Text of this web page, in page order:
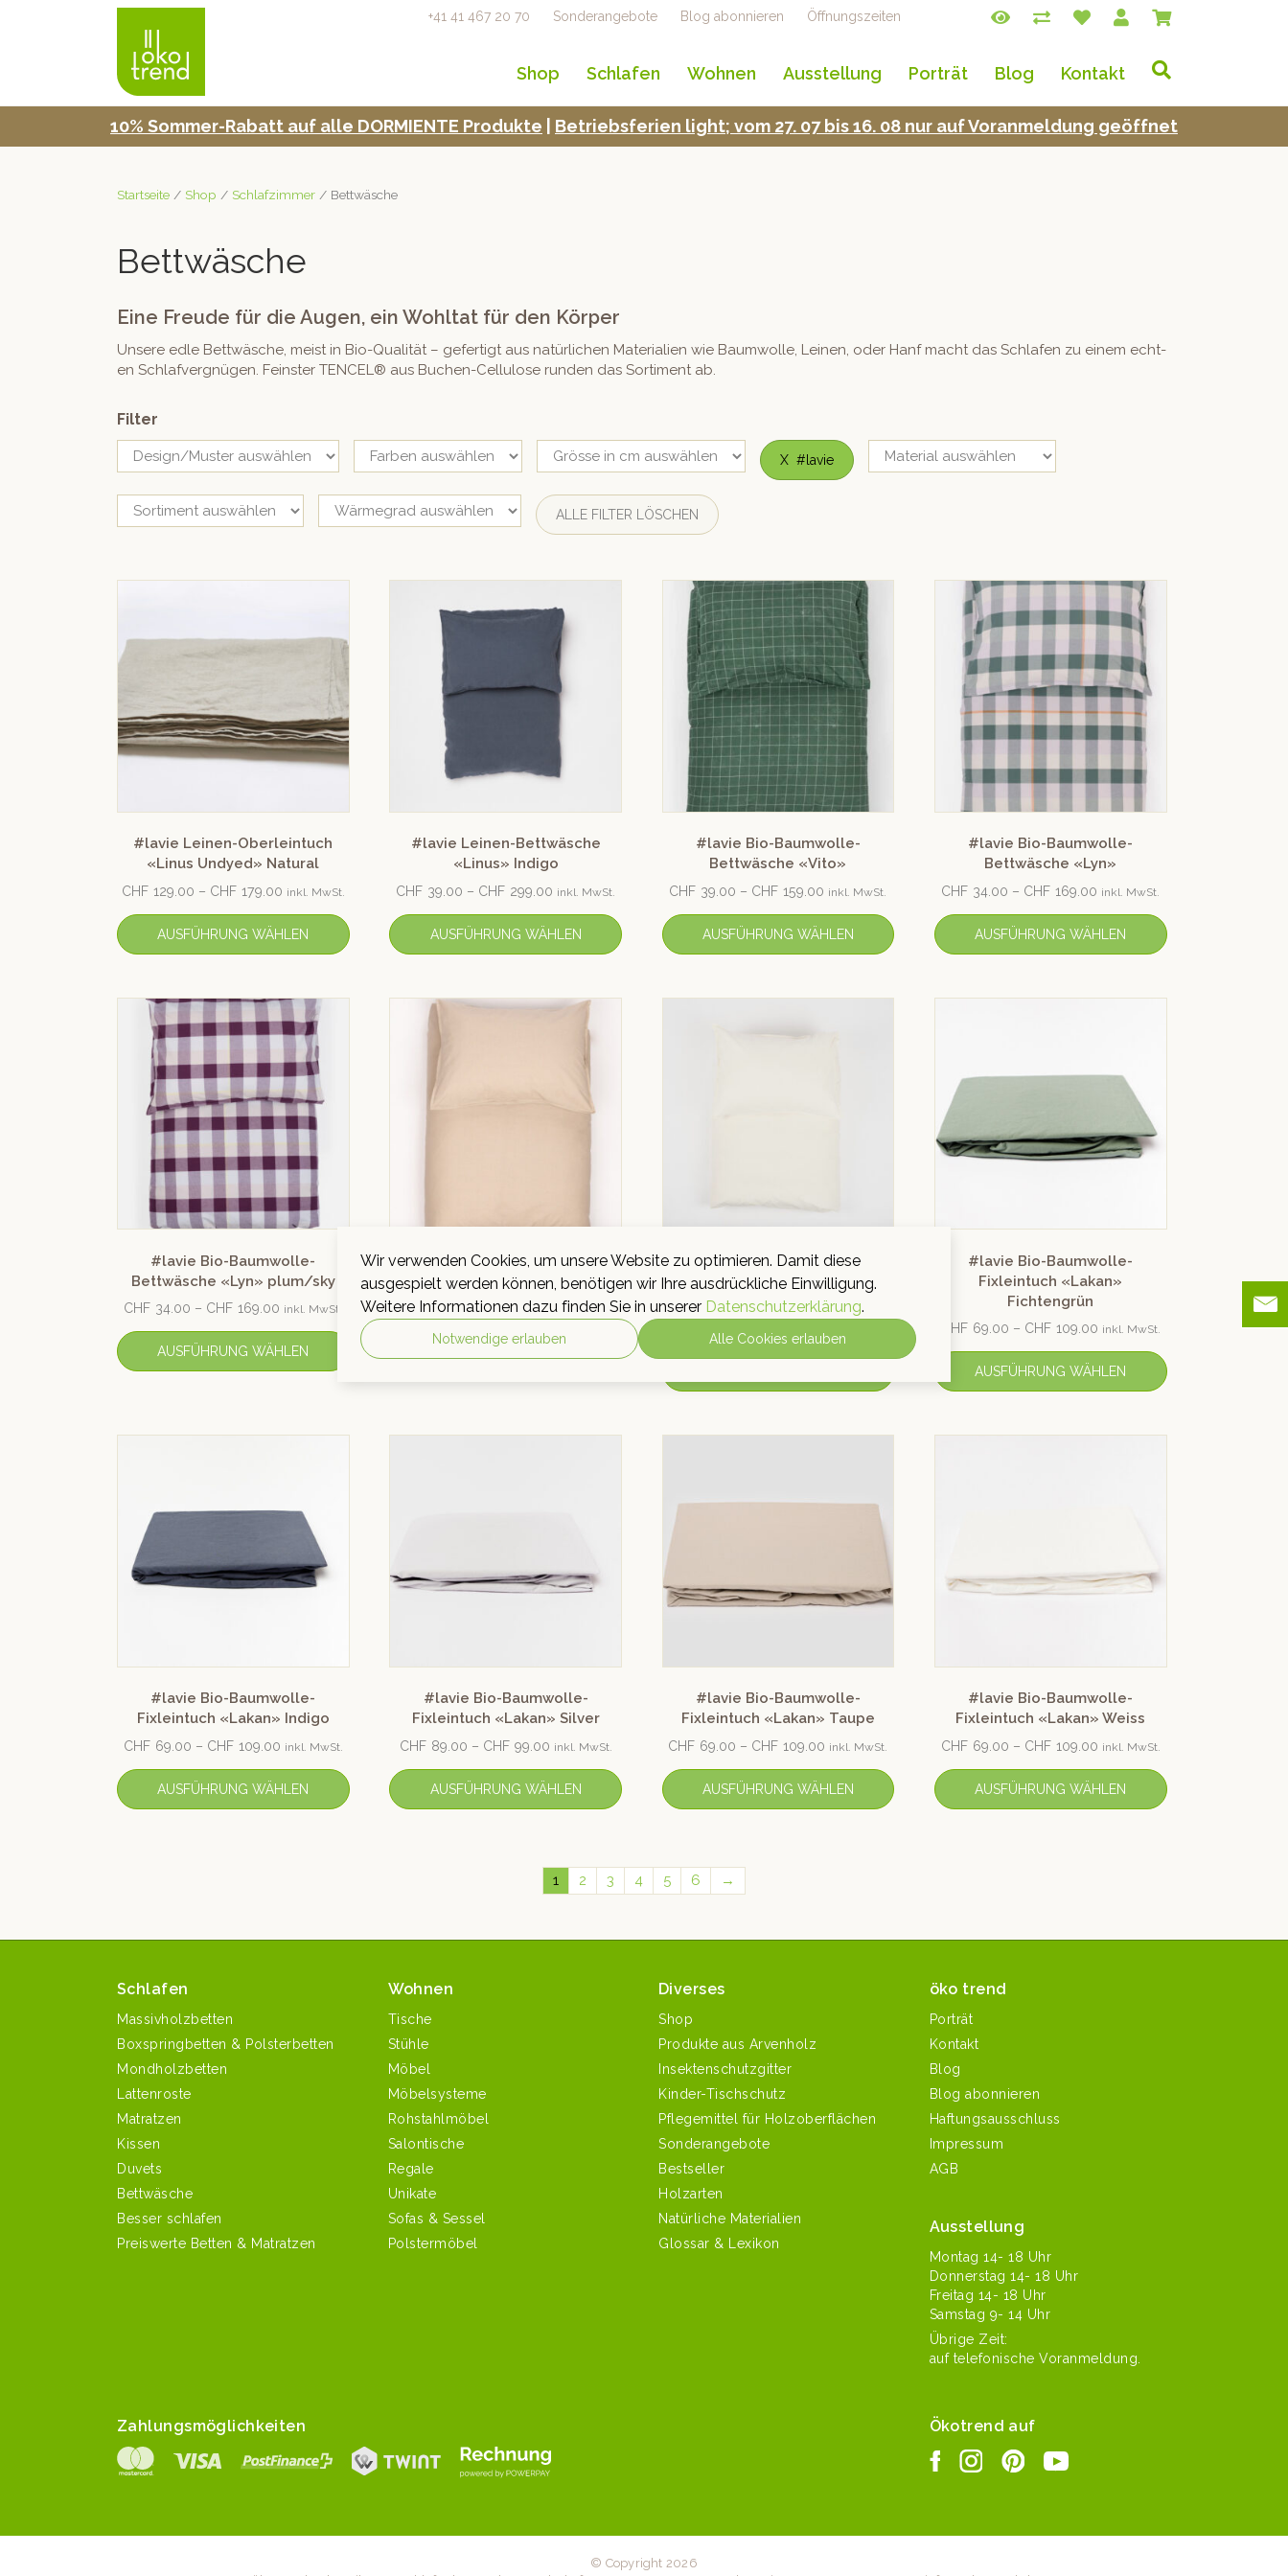
+41 41 467 20 70 Sonderangebote Blog abonnieren Öffnungszeiten
Shop Schlafen Wohnen Ausstellung Porträt Blog Kontakt
10% Som­mer-Rabatt auf alle DORMIENTE Pro­duk­te Betrieb­s­fe­rien light; vom 27. 07 bis 16. 08 nur auf Voran­mel­dung geöffnet
Startseite / Shop / Schlafzimmer / Bettwäsche
Bettwäsche
Eine Freude für die Augen, ein Wohltat für den Körper
Unsere edle Bet­twäsche, meist in Bio-Qual­ität – gefer­tigt aus natür­lichen Mate­ri­alien wie Baum­wolle, Leinen, oder Hanf macht das Schlafen zu einem echt­
en Schlafvergnü­gen. Fein­ster TENCEL® aus Buchen-Cel­lu­lose run­den das Sor­ti­ment ab.
Filter
X #lavie
ALLE FILTER LÖSCHEN
#lavie Leinen-Oberleintuch
«Linus Undyed» Natural
CHF 129.00 – CHF 179.00 inkl. MwSt.
AUSFÜHRUNG WÄHLEN
#lavie Leinen-Bettwäsche
«Linus» Indigo
CHF 39.00 – CHF 299.00 inkl. MwSt.
AUSFÜHRUNG WÄHLEN
#lavie Bio-Baumwolle-
Bettwäsche «Vito»
CHF 39.00 – CHF 159.00 inkl. MwSt.
AUSFÜHRUNG WÄHLEN
#lavie Bio-Baumwolle-
Bettwäsche «Lyn»
CHF 34.00 – CHF 169.00 inkl. MwSt.
AUSFÜHRUNG WÄHLEN
#lavie Bio-Baumwolle-
Bettwäsche «Lyn» plum/sky
CHF 34.00 – CHF 169.00 inkl. MwSt.
AUSFÜHRUNG WÄHLEN
#lavie Bio-Baumwolle-
Bettwäsche «Louise uni» Taupe
CHF 29.00–CHF 149.00 inkl. MwSt.
AUSFÜHRUNG WÄHLEN
#lavie Bio-Baumwolle-
Bettwäsche «Louise uni»
Undyed
#lavie Bio-Baumwolle-
Fixleintuch «Lakan»
Fichtengrün
CHF 69.00 – CHF 109.00 inkl. MwSt.
AUSFÜHRUNG WÄHLEN
#lavie Bio-Baumwolle-
Fixleintuch «Lakan» Indigo
CHF 69.00 – CHF 109.00 inkl. MwSt.
AUSFÜHRUNG WÄHLEN
#lavie Bio-Baumwolle-
Fixleintuch «Lakan» Silver
CHF 89.00 – CHF 99.00 inkl. MwSt.
AUSFÜHRUNG WÄHLEN
#lavie Bio-Baumwolle-
Fixleintuch «Lakan» Taupe
CHF 69.00 – CHF 109.00 inkl. MwSt.
AUSFÜHRUNG WÄHLEN
#lavie Bio-Baumwolle-
Fixleintuch «Lakan» Weiss
CHF 69.00 – CHF 109.00 inkl. MwSt.
AUSFÜHRUNG WÄHLEN
1 2 3 4 5 6 →
Schlafen
Massivholzbetten
Boxspringbetten & Polsterbetten
Mondholzbetten
Lattenroste
Matratzen
Kissen
Duvets
Bettwäsche
Besser schlafen
Preiswerte Betten & Matratzen
Wohnen
Tische
Stühle
Möbel
Möbelsysteme
Rohstahlmöbel
Salontische
Regale
Unikate
Sofas & Sessel
Polstermöbel
Diverses
Shop
Produkte aus Arvenholz
Insektenschutzgitter
Kinder-Tischschutz
Pflegemittel für Holzoberflächen
Sonderangebote
Bestseller
Holzarten
Natürliche Materialien
Glossar & Lexikon
öko trend
Porträt
Kontakt
Blog
Blog abonnieren
Haftungsausschluss
Impressum
AGB
Ausstellung
Mon­tag 14- 18 Uhr
Don­ner­stag 14- 18 Uhr
Fre­itag 14- 18 Uhr
Sam­stag 9- 14 Uhr
Übrige Zeit:
auf tele­fonis­che Voranmeldung.
Zahlungsmöglichkeiten Ökotrend auf
© Copyright 2026
Wir verwenden Cookies, um unsere Website zu optimieren. Damit diese
ausgespielt werden können, benötigen wir Ihre ausdrückliche Einwilligung.
Weitere Informationen dazu finden Sie in unserer Datenschutzerklärung.
Notwendige erlauben Alle Cookies erlauben